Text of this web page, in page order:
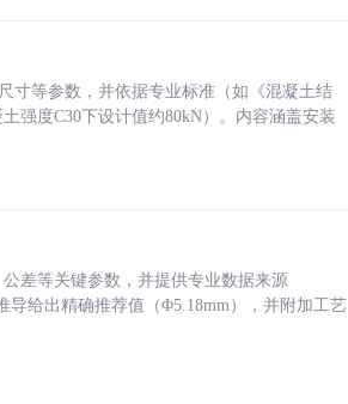
寸等参数，并依据专业标准（如《混凝土结
强度C30下设计值约80kN）。内容涵盖安装
差等关键参数，并提供专业数据来源
导给出精确推荐值（Φ5.18mm），并附加工艺